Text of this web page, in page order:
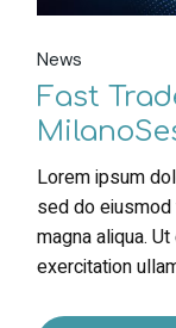
News
Fast
Lorem ipsum
sed do
magna aliqua.
exercitation